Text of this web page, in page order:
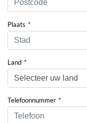
Plaats *
Land *
Telefoonnummer *